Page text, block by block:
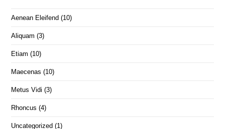
Aenean Eleifend (10)
Aliquam (3)
Etiam (10)
Maecenas (10)
Metus Vidi (3)
Rhoncus (4)
Uncategorized (1)